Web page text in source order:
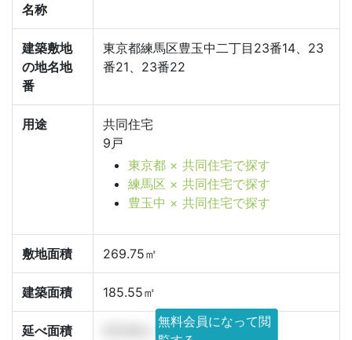
名称
建築敷地
の地名地
番
東京都練馬区豊玉中二丁目23番14、23
番21、23番22
用途
共同住宅
9戸
東京都 × 共同住宅で探す
練馬区 × 共同住宅で探す
豊玉中 × 共同住宅で探す
敷地面積 269.75㎡
建築面積 185.55㎡
延べ面積
無料会員になって閲